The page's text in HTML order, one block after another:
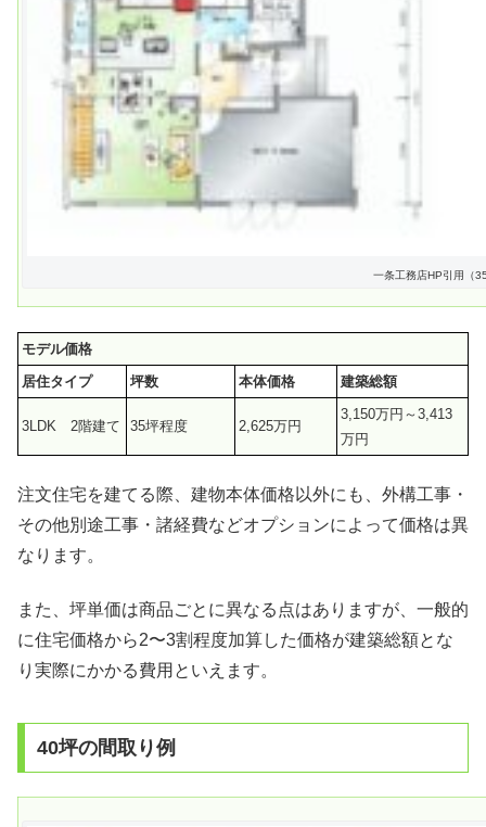
一条工務店HP引用（
モデル価格
居住タイプ
坪数 本体価格 建築総額
3LDK 2階建て 35坪程度 2,625万円
3,150万円～3,413
万円
注文住宅を建てる際、建物本体価格以外にも、外構工事・
その他別途工事・諸経費などオプションによって価格は異
なります。
また、坪単価は商品ごとに異なる点はありますが、一般的
に住宅価格から2〜3割程度加算した価格が建築総額とな
り実際にかかる費用といえます。
40坪の間取り例